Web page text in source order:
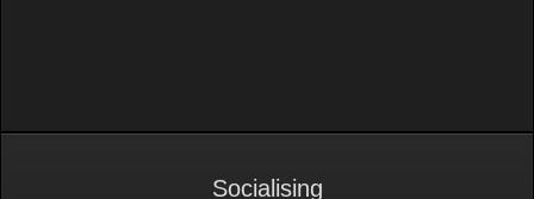
Socialising